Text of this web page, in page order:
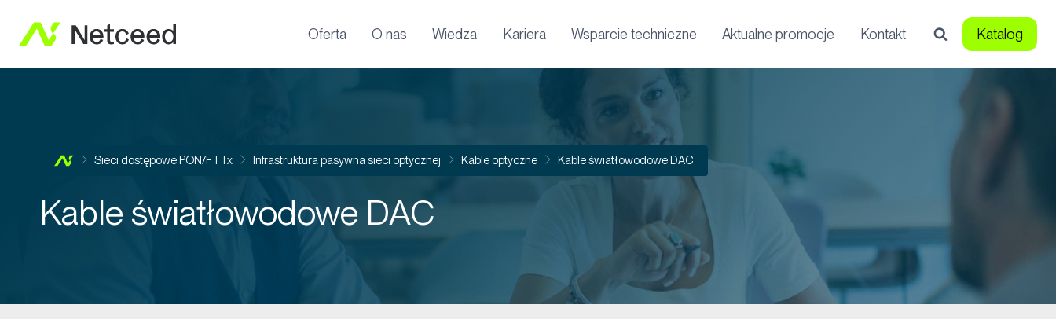
Oferta O nas Wiedza Kariera Wsparcie techniczne Aktualne promocje Kontakt Katalog
Sieci dostępowe PON/FTTx Infrastruktura pasywna sieci optycznej Kable optyczne Kable światłowodowe DAC
Kable światłowodowe DAC